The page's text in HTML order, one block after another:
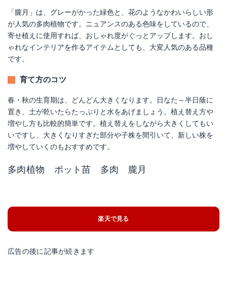
「朧月」は、グレーがかった緑色と、花のようなかわいらしい形
が人気の多肉植物です。ニュアンスのある色味をしているので、
寄せ植えに使用すれば、おしゃれ度がぐっとアップします。おし
ゃれなインテリアを作るアイテムとしても、大変人気のある品種
です。
育て方のコツ
春・秋の生育期は、どんどん大きくなります。日なた～半日蔭に
置き、土が乾いたらたっぷりと水をあげましょう。植え替え方や
増やし方も比較的簡単です。植え替えをしながら大きくしてもい
いですし、大きくなりすぎた部分や子株を間引いて、新しい株を
増やしていくのもおすすめです。
多肉植物 ポット苗 多肉 朧月
楽天で見る
広告の後に記事が続きます